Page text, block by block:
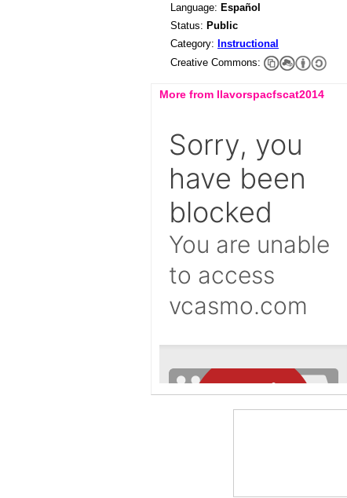
Language: Español
Status: Public
Category: Instructional
Creative Commons:
More from llavorspacfscat2014